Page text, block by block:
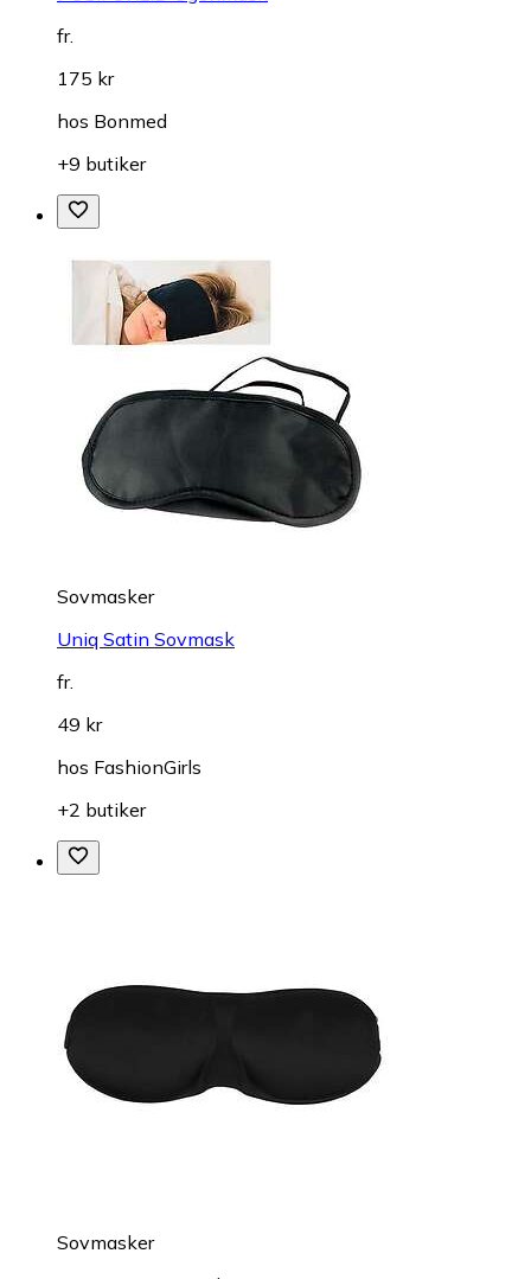
fr.
175 kr
hos Bonmed
+9 butiker
Sovmasker
Uniq Satin Sovmask
fr.
49 kr
hos FashionGirls
+2 butiker
Sovmasker